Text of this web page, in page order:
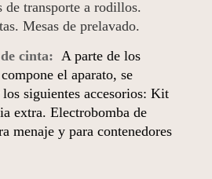
de transporte a rodillos.
Mesas de prelavado.
cinta: A parte de los
el aparato, se
siguientes accesorios: Kit
extra. Electrobomba de
menaje y para contenedores